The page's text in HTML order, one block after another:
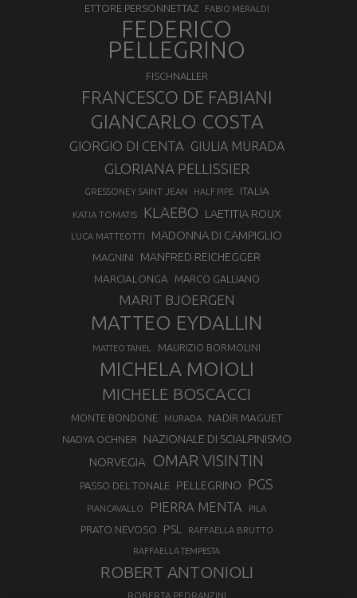
ETTORE PERSONNETTAZ FABIO MERALDI
FEDERICO
PELLEGRINO
FISCHNALLER
FRANCESCO DE FABIANI
GIANCARLO COSTA
GIORGIO DI CENTA GIULIA MURADA
GLORIANA PELLISSIER
GRESSONEY SAINT JEAN HALF PIPE ITALIA
KATIA TOMATIS KLAEBO LAETITIA ROUX
LUCA MATTEOTTI MADONNA DI CAMPIGLIO
MAGNINI MANFRED REICHEGGER
MARCIALONGA MARCO GALLIANO
MARIT BJOERGEN
MATTEO EYDALLIN
MATTEO TANEL MAURIZIO BORMOLINI
MICHELA MOIOLI
MICHELE BOSCACCI
MONTE BONDONE MURADA NADIR MAGUET
NADYA OCHNER
NAZIONALE DI SCIALPINISMO
NORVEGIA
OMAR VISINTIN
PASSO DEL TONALE PELLEGRINO PGS
PIANCAVALLO PIERRA MENTA PILA
PRATO NEVOSO PSL RAFFAELLA BRUTTO
RAFFAELLA TEMPESTA
ROBERT ANTONIOLI
ROBERTA PEDRANZINI